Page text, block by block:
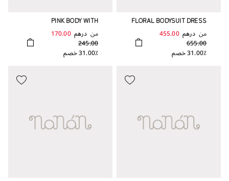
FLORAL BODYSUIT DRESS
من درهم 455.00
655.00
31.00٪ خصم
PINK BODY WITH
من درهم 170.00
245.00
31.00٪ خصم